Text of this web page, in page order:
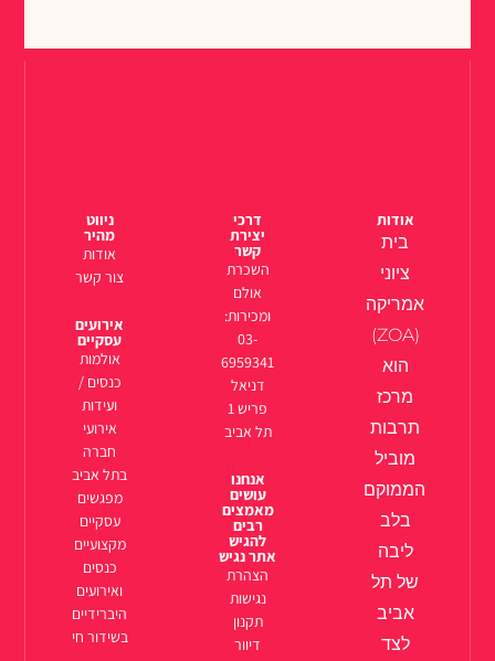
אודות
בית
ציוני
אמריקה
(ZOA)
הוא
מרכז
תרבות
מוביל
הממוקם
בלב
ליבה
של תל
אביב
לצד
דרכי
יצירת
קשר
השכרת
אולם
ומכירות:
03-
6959341
דניאל
פריש 1
תל אביב
אנחנו
עושים
מאמצים
רבים
להגיש
אתר נגיש
הצהרת
נגישות
תקנון
דיוור
ניווט
מהיר
אודות
צור קשר
אירועים
עסקיים
אולמות
כנסים /
ועידות
אירועי
חברה
בתל אביב
מפגשים
עסקיים
מקצועיים
כנסים
ואירועים
היברידיים
בשידור חי